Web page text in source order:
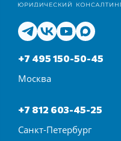
+7 495 150-50-45
Москва
+7 812 603-45-25
Санкт-Петербург